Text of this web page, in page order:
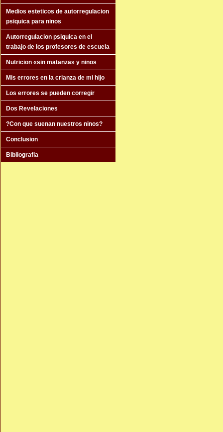
Medios esteticos de autorregulacion
psiquica para ninos
Autorregulacion psiquica en el
trabajo de los profesores de escuela
Nutricion «sin matanza» y ninos
Mis errores en la crianza de mi hijo
Los errores se pueden corregir
Dos Revelaciones
?Con que suenan nuestros ninos?
Conclusion
Bibliografia